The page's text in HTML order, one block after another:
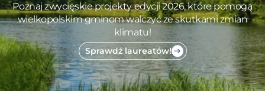
Poznaj zwycięskie projekty edycji 2026, które pomogą
wielkopolskim gminom walczyć ze skutkami zmian
klimatu!
Sprawdź laureatów!